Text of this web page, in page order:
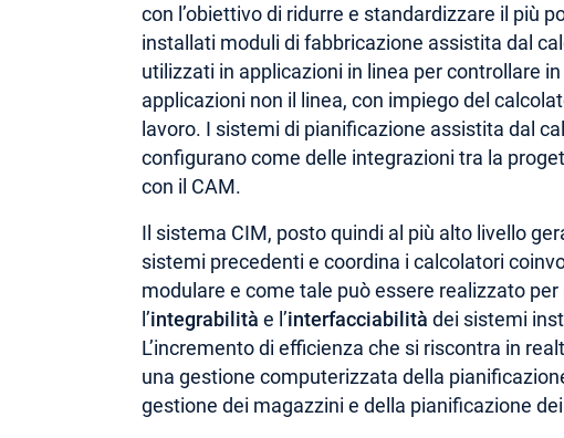
con l’obiettivo di ridurre e standardizzare il più
installati moduli di fabbricazione assistita dal
utilizzati in applicazioni in linea per controllare
applicazioni non il linea, con impiego del
lavoro. I sistemi di pianificazione assistita dal
configurano come delle integrazioni tra la
con il CAM.
Il sistema CIM, posto quindi al più alto livello
sistemi precedenti e coordina i calcolatori
modulare e come tale può essere realizzato
l’integrabilità e l’interfacciabilità dei sistemi
L’incremento di efficienza che si riscontra in
una gestione computerizzata della
gestione dei magazzini e della pianificazione